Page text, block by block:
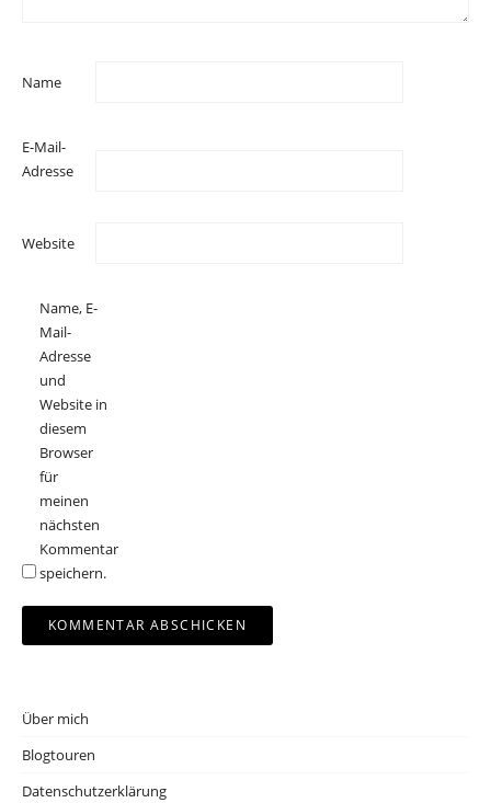
Name
E-Mail-
Adresse
Website
Name, E-
Mail-
Adresse
und
Website in
diesem
Browser
für
meinen
nächsten
Kommentar
speichern.
Über mich
Blogtouren
Datenschutzerklärung